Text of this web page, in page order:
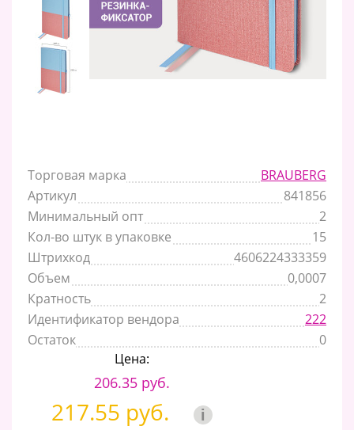
Торговая марка
BRAUBERG
Артикул
841856
Минимальный опт
2
Кол-во штук в упаковке
15
Штрихкод
4606224333359
Объем
0,0007
Кратность
2
Идентификатор вендора
222
Остаток
0
Цена:
206.35 руб.
217.55 руб. i